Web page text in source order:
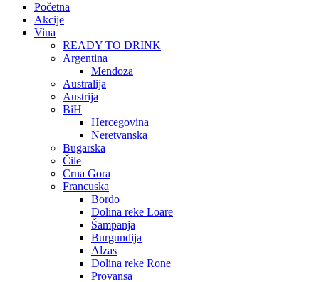
Početna
Akcije
Vina
READY TO DRINK
Argentina
Mendoza
Australija
Austrija
BiH
Hercegovina
Neretvanska
Bugarska
Čile
Crna Gora
Francuska
Bordo
Dolina reke Loare
Šampanja
Burgundija
Alzas
Dolina reke Rone
Provansa